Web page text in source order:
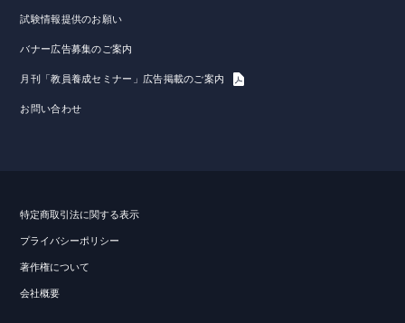
試験情報提供のお願い
バナー広告募集のご案内
月刊「教員養成セミナー」広告掲載のご案内
お問い合わせ
特定商取引法に関する表示
プライバシーポリシー
著作権について
会社概要